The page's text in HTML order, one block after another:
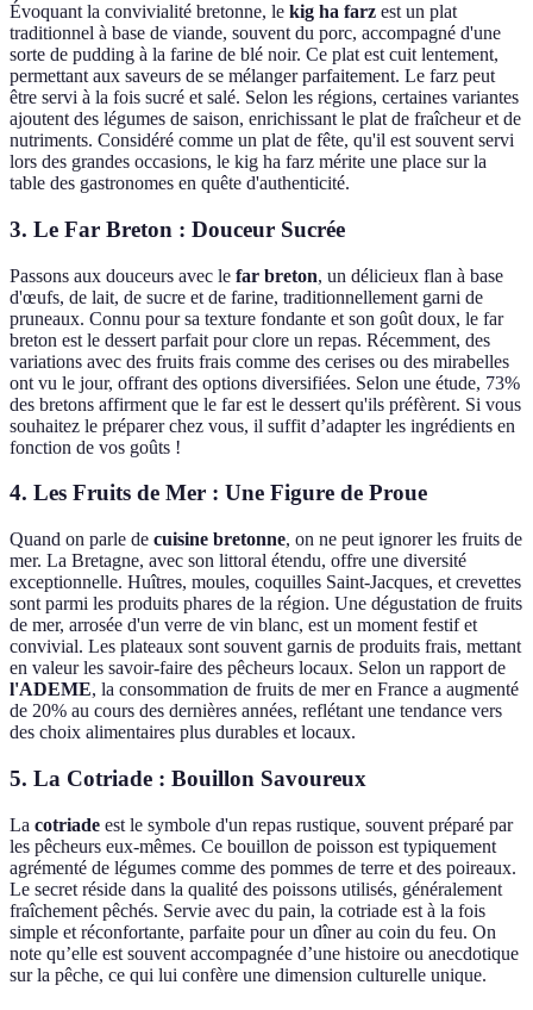
Évoquant la convivialité bretonne, le kig ha farz est un plat
traditionnel à base de viande, souvent du porc, accompagné d'une
sorte de pudding à la farine de blé noir. Ce plat est cuit lentement,
permettant aux saveurs de se mélanger parfaitement. Le farz peut
être servi à la fois sucré et salé. Selon les régions, certaines variantes
ajoutent des légumes de saison, enrichissant le plat de fraîcheur et de
nutriments. Considéré comme un plat de fête, qu'il est souvent servi
lors des grandes occasions, le kig ha farz mérite une place sur la
table des gastronomes en quête d'authenticité.
3. Le Far Breton : Douceur Sucrée
Passons aux douceurs avec le far breton, un délicieux flan à base
d'œufs, de lait, de sucre et de farine, traditionnellement garni de
pruneaux. Connu pour sa texture fondante et son goût doux, le far
breton est le dessert parfait pour clore un repas. Récemment, des
variations avec des fruits frais comme des cerises ou des mirabelles
ont vu le jour, offrant des options diversifiées. Selon une étude, 73%
des bretons affirment que le far est le dessert qu'ils préfèrent. Si vous
souhaitez le préparer chez vous, il suffit d’adapter les ingrédients en
fonction de vos goûts !
4. Les Fruits de Mer : Une Figure de Proue
Quand on parle de cuisine bretonne, on ne peut ignorer les fruits de
mer. La Bretagne, avec son littoral étendu, offre une diversité
exceptionnelle. Huîtres, moules, coquilles Saint-Jacques, et crevettes
sont parmi les produits phares de la région. Une dégustation de fruits
de mer, arrosée d'un verre de vin blanc, est un moment festif et
convivial. Les plateaux sont souvent garnis de produits frais, mettant
en valeur les savoir-faire des pêcheurs locaux. Selon un rapport de
l'ADEME, la consommation de fruits de mer en France a augmenté
de 20% au cours des dernières années, reflétant une tendance vers
des choix alimentaires plus durables et locaux.
5. La Cotriade : Bouillon Savoureux
La cotriade est le symbole d'un repas rustique, souvent préparé par
les pêcheurs eux-mêmes. Ce bouillon de poisson est typiquement
agrémenté de légumes comme des pommes de terre et des poireaux.
Le secret réside dans la qualité des poissons utilisés, généralement
fraîchement pêchés. Servie avec du pain, la cotriade est à la fois
simple et réconfortante, parfaite pour un dîner au coin du feu. On
note qu’elle est souvent accompagnée d’une histoire ou anecdotique
sur la pêche, ce qui lui confère une dimension culturelle unique.